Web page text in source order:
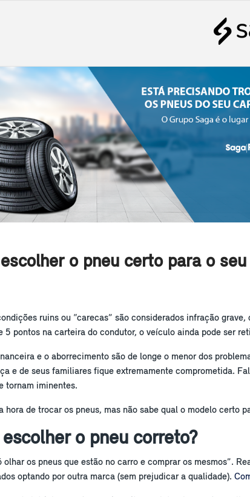
o pneu certo para o
ruins ou “carecas” são considerados infração
5 pontos na carteira do condutor, o veículo ainda pode ser
e o aborrecimento são de longe o menor dos
e de seus familiares fique extremamente comprometida.
tornam iminentes.
hora de trocar os pneus, mas não sabe qual o modelo certo
o pneu correto?
olhar os pneus que estão no carro e comprar os mesmos”.
optando por outra marca (sem prejudicar a qualidade).